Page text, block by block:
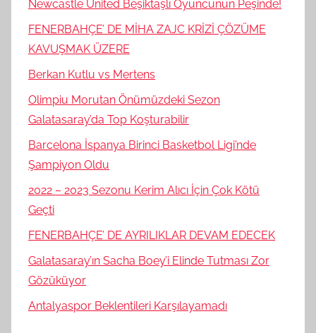
Newcastle United Beşiktaşlı Oyuncunun Peşinde!
FENERBAHÇE’ DE MİHA ZAJC KRİZİ ÇÖZÜME
KAVUŞMAK ÜZERE
Berkan Kutlu vs Mertens
Olimpiu Morutan Önümüzdeki Sezon
Galatasaray’da Top Koşturabilir
Barcelona İspanya Birinci Basketbol Ligi’nde
Şampiyon Oldu
2022 – 2023 Sezonu Kerim Alıcı İçin Çok Kötü
Geçti
FENERBAHÇE’ DE AYRILIKLAR DEVAM EDECEK
Galatasaray’ın Sacha Boey’i Elinde Tutması Zor
Gözüküyor
Antalyaspor Beklentileri Karşılayamadı